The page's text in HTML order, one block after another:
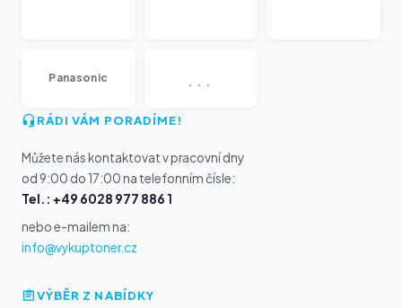
Panasonic ...
RÁDI VÁM PORADÍME!
Můžete nás kontaktovat v pracovní dny
od 9:00 do 17:00 na telefonním čísle:
Tel.: +49 6028 977 886 1
nebo e-mailem na:
info@vykuptoner.cz
VÝBĚR Z NABÍDKY